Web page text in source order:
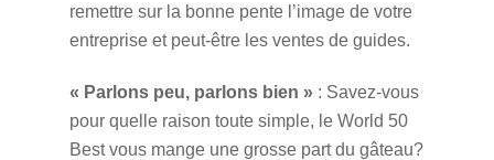
remettre sur la bonne pente l’image de votre
entreprise et peut-être les ventes de guides.
« Parlons peu, parlons bien »: Savez-vous
pour quelle raison toute simple, le World 50
Best vous mange une grosse part du gâteau?